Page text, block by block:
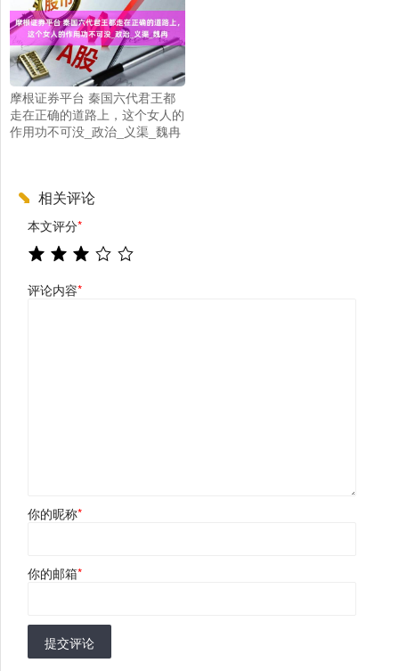
摩根证券平台 秦国六代君王都
走在正确的道路上，这个女人的
作用功不可没_政治_义渠_魏冉
相关评论
本文评分*
评论内容*
你的昵称*
你的邮箱*
提交评论